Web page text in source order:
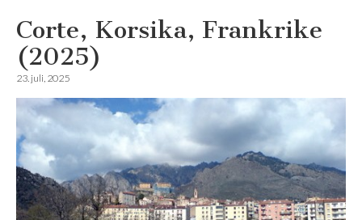
Corte, Korsika, Frankrike
(2025)
23. juli, 2025